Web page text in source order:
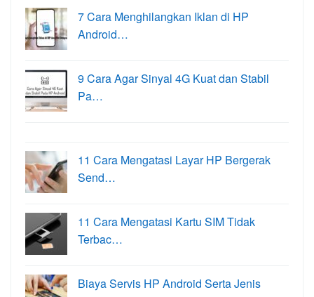
7 Cara Menghilangkan Iklan di HP
Android…
9 Cara Agar Sinyal 4G Kuat dan Stabil
Pa…
11 Cara Mengatasi Layar HP Bergerak
Send…
11 Cara Mengatasi Kartu SIM Tidak
Terbac…
Biaya Servis HP Android Serta Jenis